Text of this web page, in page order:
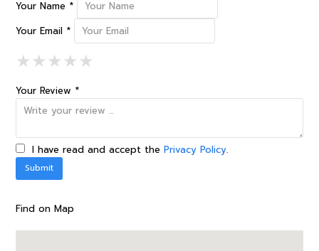
Your Name *
Your Email *
★1 Star
★★2 Stars
★★★3 Stars
★★★★4 Stars
★★★★★5 Stars
Your Review *
I have read and accept thePrivacy Policy.
Find on Map